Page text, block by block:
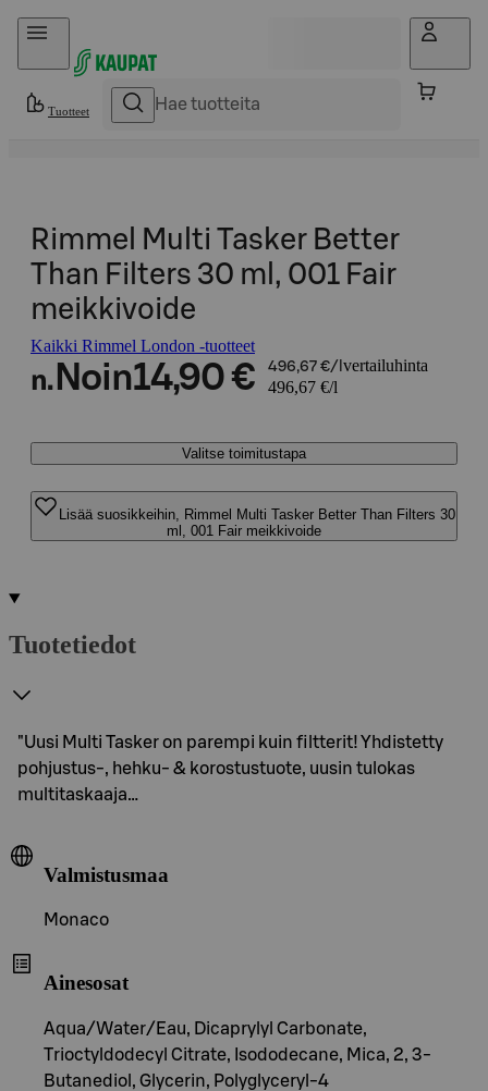
Hyppää sisältöön
Tuotteet
Rimmel Multi Tasker Better
Than Filters 30 ml, 001 Fair
meikkivoide
Kaikki Rimmel London -tuotteet
n. Noin14,90 € 496,67 €/l vertailuhinta
496,67 €/l
Valitse toimitustapa
Lisää suosikkeihin, Rimmel Multi Tasker Better Than Filters 30
ml, 001 Fair meikkivoide
Tuotetiedot
"Uusi Multi Tasker on parempi kuin filtterit! Yhdistetty
pohjustus-, hehku- & korostustuote, uusin tulokas
multitaskaaja…
Valmistusmaa
Monaco
Ainesosat
Aqua/Water/Eau, Dicaprylyl Carbonate,
Trioctyldodecyl Citrate, Isododecane, Mica, 2, 3-
Butanediol, Glycerin, Polyglyceryl-4